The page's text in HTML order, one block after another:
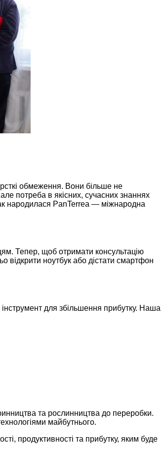
обмеження. Вони більше не
потреба в якісних, сучасних знаннях
народилася PanTerrea — міжнародна
Тепер, щоб отримати консультацію
відкрити ноутбук або дістати смартфон
для збільшення прибутку. Наша
та рослинництва до переробки.
майбутнього.
продуктивності та прибутку, яким буде